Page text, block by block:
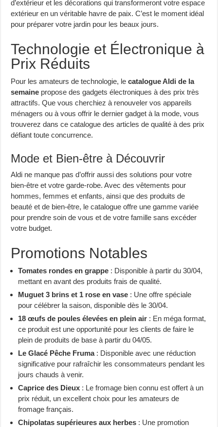
d’extérieur et les décorations qui transformeront votre espace
extérieur en un véritable havre de paix. C’est le moment idéal
pour préparer votre jardin pour les beaux jours.
Technologie et Électronique à
Prix Réduits
Pour les amateurs de technologie, lecatalogue Aldi de la
semaine propose des gadgets électroniques à des prix très
attractifs. Que vous cherchiez à renouveler vos appareils
ménagers ou à vous offrir le dernier gadget à la mode, vous
trouverez dans ce catalogue des articles de qualité à des prix
défiant toute concurrence.
Mode et Bien-être à Découvrir
Aldi ne manque pas d’offrir aussi des solutions pour votre
bien-être et votre garde-robe. Avec des vêtements pour
hommes, femmes et enfants, ainsi que des produits de
beauté et de bien-être, le catalogue offre une gamme variée
pour prendre soin de vous et de votre famille sans excéder
votre budget.
Promotions Notables
Tomates rondes en grappe : Disponible à partir du 30/04,
mettant en avant des produits frais de qualité.
Muguet 3 brins et 1 rose en vase : Une offre spéciale
pour célébrer la saison, disponible dès le 30/04.
18 œufs de poules élevées en plein air : En méga format,
ce produit est une opportunité pour les clients de faire le
plein de produits de base à partir du 04/05.
Le Glacé Pêche Fruma: Disponible avec une réduction
significative pour rafraîchir les consommateurs pendant les
jours chauds à venir.
Caprice des Dieux : Le fromage bien connu est offert à un
prix réduit, un excellent choix pour les amateurs de
fromage français.
Chipolatas supérieures aux herbes : Une promotion